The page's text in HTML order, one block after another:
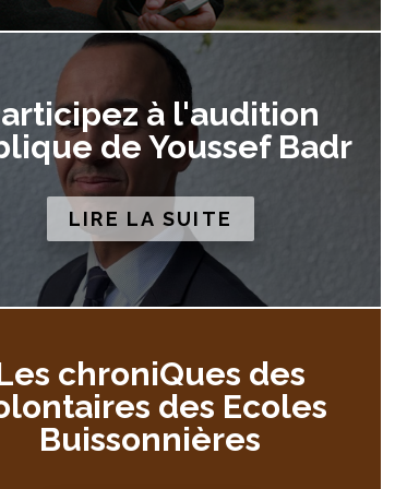
à l'audition
de Youssef Badr
LIRE LA SUITE
chroniQues des
des Ecoles
Buissonnières